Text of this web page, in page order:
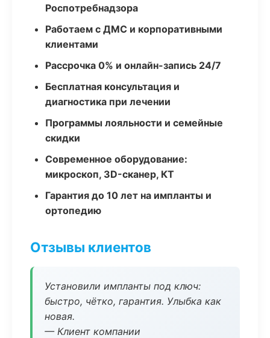
Роспотребнадзора
Работаем с ДМС и корпоративными
клиентами
Рассрочка 0% и онлайн-запись 24/7
Бесплатная консультация и
диагностика при лечении
Программы лояльности и семейные
скидки
Современное оборудование:
микроскоп, 3D-сканер, КТ
Гарантия до 10 лет на импланты и
ортопедию
Отзывы клиентов
Установили импланты под ключ:
быстро, чётко, гарантия. Улыбка как
новая.
— Клиент компании